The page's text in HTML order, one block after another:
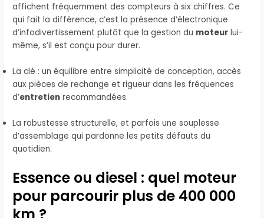
affichent fréquemment des compteurs à six chiffres. Ce
qui fait la différence, c’est la présence d’électronique
d’infodivertissement plutôt que la gestion du moteur lui-
même, s’il est conçu pour durer.
La clé : un équilibre entre simplicité de conception, accès
aux pièces de rechange et rigueur dans les fréquences
d’entretien recommandées.
La robustesse structurelle, et parfois une souplesse
d’assemblage qui pardonne les petits défauts du
quotidien.
Essence ou diesel : quel moteur
pour parcourir plus de 400 000
km ?